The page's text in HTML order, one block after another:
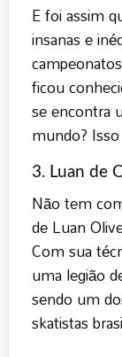
E foi assim
insanas e
ficou
se encontra
mundo?
3. Luan de
Não tem
de Luan
Com sua
uma legião
sendo um
skatistas